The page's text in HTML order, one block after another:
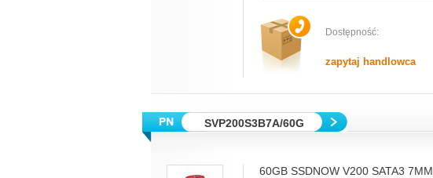
Dostępność:
zapytaj handlowca
SVP200S3B7A/60G
60GB SSDNOW V200 SATA3 7MM